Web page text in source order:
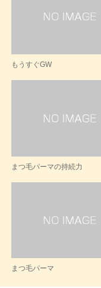
もうすぐGW
まつ毛パーマの持続力
まつ毛パーマ